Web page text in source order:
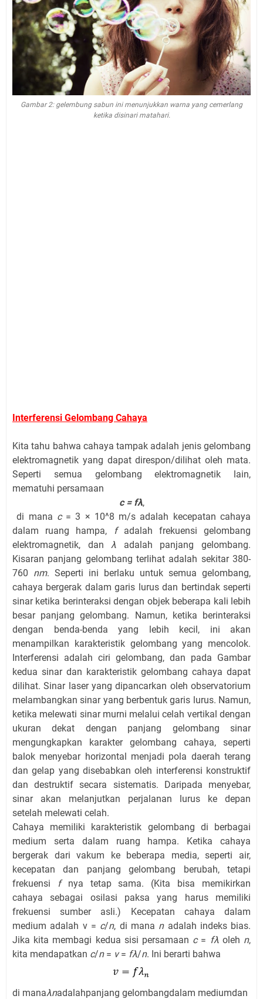
Gambar 2: gelembung sabun ini menunjukkan warna yang cemerlang
ketika disinari matahari.
Interferensi Gelombang Cahaya
Kita tahu bahwa cahaya tampak adalah jenis gelombang
elektromagnetik yang dapat direspon/dilihat oleh mata.
Seperti semua gelombang elektromagnetik lain,
mematuhi persamaan
c = fλ,
di mana c= 3 × 10^8 m/s adalah kecepatan cahaya
dalam ruang hampa,
fadalah frekuensi gelombang
elektromagnetik, danλ adalah panjang gelombang.
Kisaran panjang gelombang terlihat adalah sekitar 380-
760 nm. Seperti ini berlaku untuk semua gelombang,
cahaya bergerak dalam garis lurus dan bertindak seperti
sinar ketika berinteraksi dengan objek beberapa kali lebih
besar panjang gelombang. Namun, ketika berinteraksi
dengan benda-benda yang lebih kecil, ini akan
menampilkan karakteristik gelombang yang mencolok.
Interferensi adalah ciri gelombang, dan pada Gambar
kedua sinar dan karakteristik gelombang cahaya dapat
dilihat.Sinar laser yang dipancarkan oleh observatorium
melambangkan sinar yang berbentuk garis lurus. Namun,
ketika melewati sinar murni melalui celah vertikal dengan
ukuran dekat dengan panjang gelombang sinar
mengungkapkan karakter gelombang cahaya, seperti
balok menyebar horizontal menjadi pola daerah terang
dan gelap yang disebabkan oleh interferensi konstruktif
dan destruktif secara sistematis. Daripada menyebar,
sinar akan melanjutkan perjalanan lurus ke depan
setelah melewati celah.
Cahaya memiliki
karakteristik gelombang di berbagai
medium serta
dalam ruang hampa. Ketika cahaya
bergerak dari vakum ke beberapa media,seperti air,
kecepatan dan
panjang gelombang berubah,tetapi
frekuensi
f nya tetap sama. (Kita bisa memikirkan
cahaya
sebagai osilasi paksa yang
harus memiliki
frekuensi
sumber asli.) Kecepatan cahaya
dalam
medium adalah v = c/n, di mana n adalah indeks bias.
Jika kita membagi kedua sisi persamaan c = fλ oleh n,
kita mendapatkan c/n = v = fλ/n. Ini berarti bahwa
di manaλnadalahpanjang gelombangdalam mediumdan